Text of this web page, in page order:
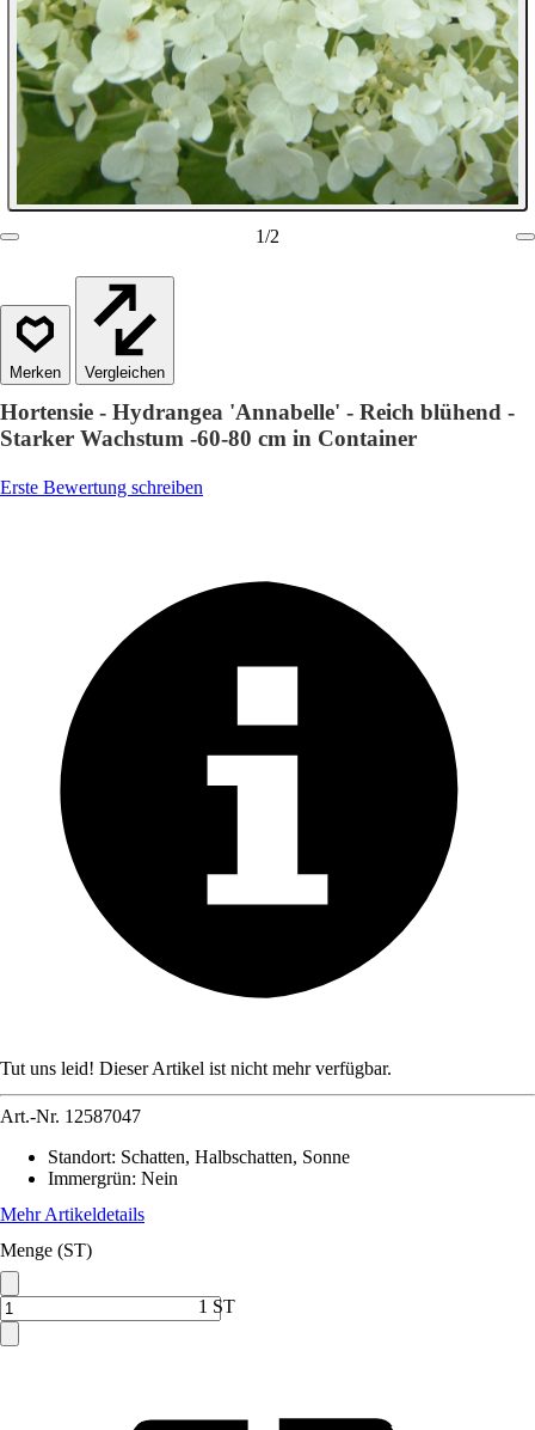
1/2
Vergleichen
Hortensie - Hydrangea 'Annabelle' - Reich blühend -
Starker Wachstum -60-80 cm in Container
Erste Bewertung schreiben
Tut uns leid! Dieser Artikel ist nicht mehr verfügbar.
Art.-Nr. 12587047
Standort: Schatten, Halbschatten, Sonne
Immergrün: Nein
Mehr Artikeldetails
Menge (ST)
1 ST